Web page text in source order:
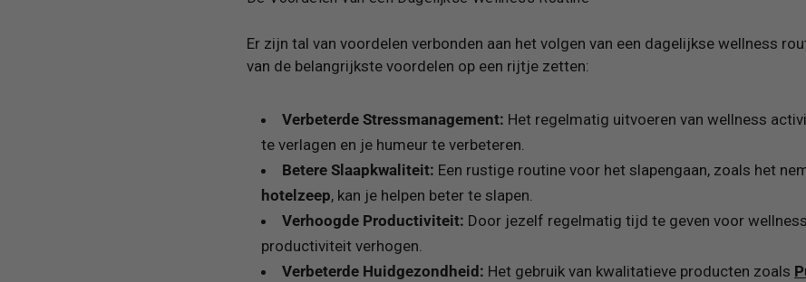
Er zijn tal van voordelen verbonden aan het volgen van een dagelijkse wellness
van de belangrijkste voordelen op een rijtje zetten:
Verbeterde Stressmanagement: Het regelmatig uitvoeren van wellness
te verlagen en je humeur te verbeteren.
Betere Slaapkwaliteit: Een rustige routine voor het slapengaan, zoals het
hotelzeep, kan je helpen beter te slapen.
Verhoogde Productiviteit: Door jezelf regelmatig tijd te geven voor
productiviteit verhogen.
Verbeterde Huidgezondheid: Het gebruik van kwalitatieve producten zoals